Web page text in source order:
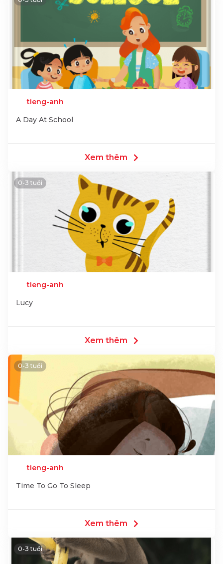
tieng-anh
A Day At School
Xem thêm
0-3 tuổi
tieng-anh
Lucy
Xem thêm
0-3 tuổi
tieng-anh
Time To Go To Sleep
Xem thêm
0-3 tuổi